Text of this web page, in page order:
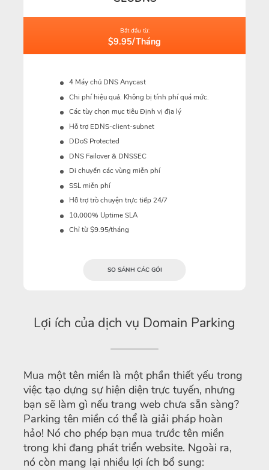
Bắt đầu từ:
$9.95/Tháng
4 Máy chủ DNS Anycast
Chi phí hiệu quả. Không bị tính phí quá mức.
Các tùy chọn mục tiêu Định vị địa lý
Hỗ trợ EDNS-client-subnet
DDoS Protected
DNS Failover & DNSSEC
Di chuyển các vùng miễn phí
SSL miễn phí
Hỗ trợ trò chuyện trực tiếp 24/7
10,000% Uptime SLA
Chỉ từ $9.95/tháng
SO SÁNH CÁC GÓI
Lợi ích của dịch vụ Domain Parking
Mua một tên miền là một phần thiết yếu trong
việc tạo dựng sự hiện diện trực tuyến, nhưng
bạn sẽ làm gì nếu trang web chưa sẵn sàng?
Parking tên miền có thể là giải pháp hoàn
hảo! Nó cho phép bạn mua trước tên miền
trong khi đang phát triển website. Ngoài ra,
nó còn mang lại nhiều lợi ích bổ sung: